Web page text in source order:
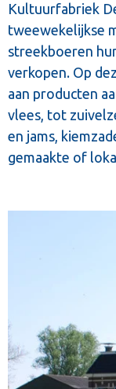
Kultuurfabriek
tweewekelijkse
streekboeren
verkopen. Op
aan producten
vlees, tot
en jams,
gemaakte of